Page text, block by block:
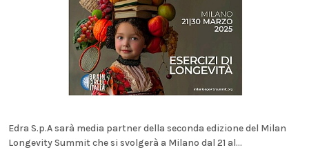
Edra S.p.A sarà media partner della seconda edizione del Milan
Longevity Summit che si svolgerà a Milano dal 21 al...